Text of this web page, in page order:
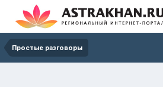
Простые разговоры